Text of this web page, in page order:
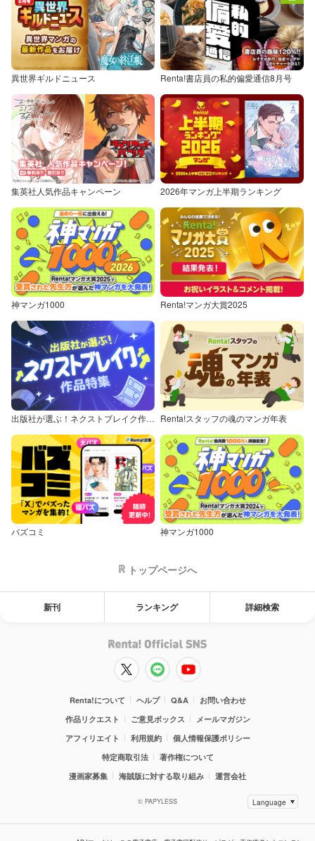
異世界ギルドニュース Renta!書店員の私的偏愛通信8月号
集英社人気作品キャンペーン 2026年マンガ上半期ランキング
神マンガ1000 Renta!マンガ大賞2025
出版社が選ぶ！ネクストブレイク作品特集 Renta!スタッフの魂のマンガ年表
バズコミ 神マンガ1000
トップページへ
新刊 ランキング 詳細検索
Renta!について ヘルプ Q&A
お問い合わせ
作品リクエスト
ご意見ボックス
メールマガジン
アフィリエイト
利用規約
個人情報保護ポリシー
特定商取引法
著作権について
漫画家募集
海賊版に対する取り組み 運営会社
© PAPYLESS